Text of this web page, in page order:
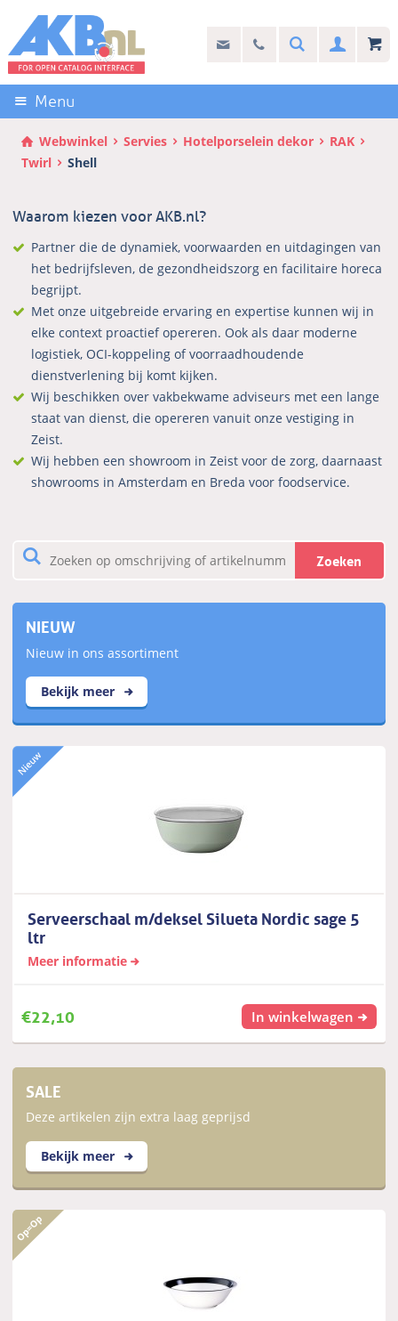
links
over
Direct
naar
de
inhoud
Direct
hoofdmenu
info@akb.nl
Stel uw vraag
030 69 50 814Search
Menu
Webwinkel Servies Hotelporselein dekor
RAK
Twirl
Shell
Waarom kiezen voor AKB.nl?
Partner die de dynamiek, voorwaarden en uitdagingen van
het bedrijfsleven, de gezondheidszorg en facilitaire horeca
begrijpt.
Met onze uitgebreide ervaring en expertise kunnen wij in
elke context proactief opereren. Ook als daar moderne
logistiek, OCI-koppeling of voorraadhoudende
dienstverlening bij komt kijken.
Wij beschikken over vakbekwame adviseurs met een lange
staat van dienst, die opereren vanuit onze vestiging in
Zeist.
Wij hebben een showroom in Zeist voor de zorg, daarnaast
showrooms in Amsterdam en Breda voor foodservice.
Zoeken
NIEUW
Nieuw in ons assortiment
Bekijk meer
Serveerschaal m/deksel Silueta Nordic sage 5
ltr
Meer informatie
€22,10 In winkelwagen
SALE
Deze artikelen zijn extra laag geprijsd
Bekijk meer